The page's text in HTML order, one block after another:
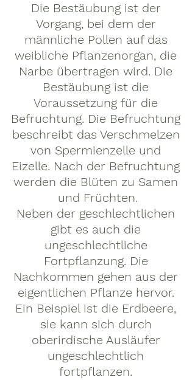
Die Bestäubung ist der
Vorgang, bei dem der
männliche Pollen auf das
weibliche Pflanzenorgan, die
Narbe übertragen wird. Die
Bestäubung ist die
Voraussetzung für die
Befruchtung. Die Befruchtung
beschreibt das Verschmelzen
von Spermienzelle und
Eizelle. Nach der Befruchtung
werden die Blüten zu Samen
und Früchten.
Neben der geschlechtlichen
gibt es auch die
ungeschlechtliche
Fortpflanzung. Die
Nachkommen gehen aus der
eigentlichen Pflanze hervor.
Ein Beispiel ist die Erdbeere,
sie kann sich durch
oberirdische Ausläufer
ungeschlechtlich
fortpflanzen.